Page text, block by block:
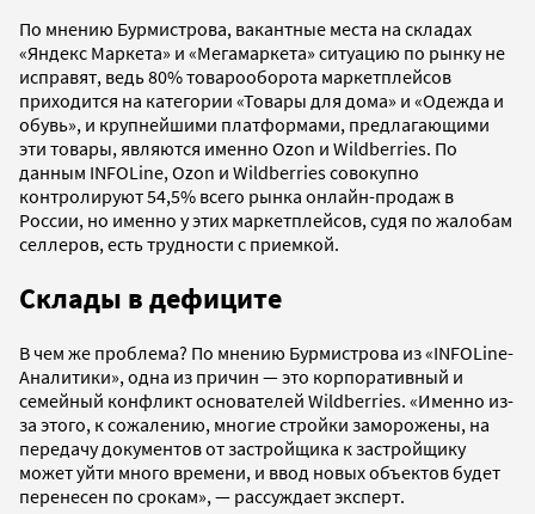
По мнению Бурмистрова, вакантные места на складах
«Яндекс Маркета» и «Мегамаркета» ситуацию по рынку не
исправят, ведь 80% товарооборота маркетплейсов
приходится на категории «Товары для дома» и «Одежда и
обувь», и крупнейшими платформами, предлагающими
эти товары, являются именно Ozon и Wildberries. По
данным INFOLine, Ozon и Wildberries совокупно
контролируют 54,5% всего рынка онлайн-продаж в
России, но именно у этих маркетплейсов, судя по жалобам
селлеров, есть трудности с приемкой.
Склады в дефиците
В чем же проблема? По мнению Бурмистрова из «INFOLine-
Аналитики», одна из причин — это корпоративный и
семейный конфликт основателей Wildberries. «Именно из-
за этого, к сожалению, многие стройки заморожены, на
передачу документов от застройщика к застройщику
может уйти много времени, и ввод новых объектов будет
перенесен по срокам», — рассуждает эксперт.